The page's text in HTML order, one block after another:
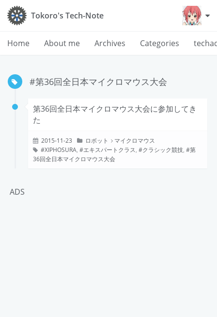
Tokoro's Tech-Note
Home About me Archives Categories
#第36回全日本マイクロマウス大会
第36回全日本マイクロマウス大会に参加してき
た
2015-11-23 ロボット
マイクロマウス
XIPHOSURA, エキスパートクラス, クラシック競技,
第
36回全日本マイクロマウス大会
ADS